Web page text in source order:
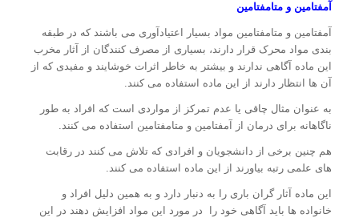
آمفتامین و متامفتامین
آمفتامین و متامفتامین مواد بسیار اعتیادآوری می باشند که در طبقه
بندی مواد محرک قرار دارند، بسیاری از مصرف کنندگان از آثار مخرب
این ماده آگاهی ندارند و بیشتر به خاطر اثرات خوشایند و مفیدی که از
آن ها انتظار دارند از این ماده استفاده می کنند.
به عنوان مثال چاقی یا عدم تمرکز از مواردی است که افراد به طور
ناگاهانه برای درمان از آمفتامین و متامفتامین استفاده می کنند.
هم چنین برخی از دانشجویان و افرادی که تلاش می کنند در رقابت
های علمی رتبه بیاورند از این ماده استفاده می کنند.
این ماده آثار گران باری را به دنبار دارد و به همین دلیل افراد و
خانواده ها باید آگاهی خود را در مورد این مواد افزایش دهند در این